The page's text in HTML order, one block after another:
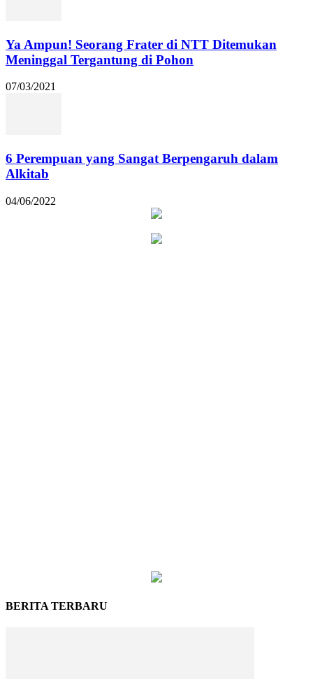
Ya Ampun! Seorang Frater di NTT Ditemukan
Meninggal Tergantung di Pohon
07/03/2021
6 Perempuan yang Sangat Berpengaruh dalam
Alkitab
04/06/2022
BERITA TERBARU